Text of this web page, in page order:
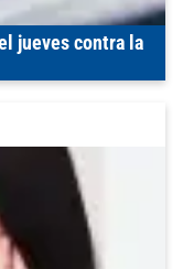
jueves contra la